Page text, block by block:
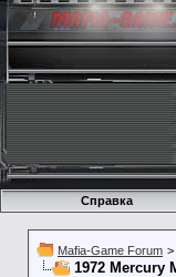
Справка
Mafia-Game Forum >
1972 Mercury